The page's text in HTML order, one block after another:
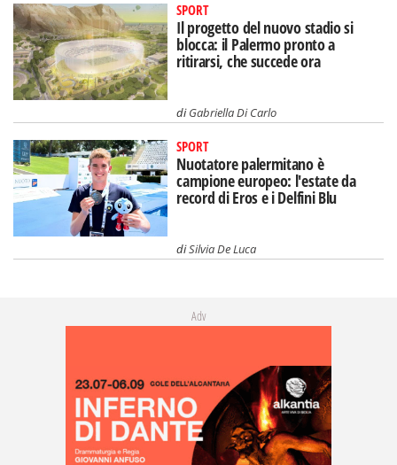
SPORT
Il progetto del nuovo stadio si
blocca: il Palermo pronto a
ritirarsi, che succede ora
diGabriella Di Carlo
SPORT
Nuotatore palermitano è
campione europeo: l'estate da
record di Eros e i Delfini Blu
diSilvia De Luca
Adv